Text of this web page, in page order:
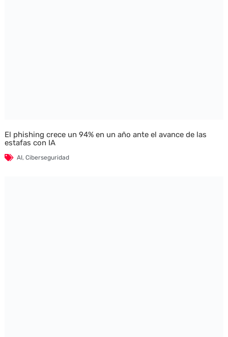
El phishing crece un 94% en un año ante el avance de las
estafas con IA
AI, Ciberseguridad